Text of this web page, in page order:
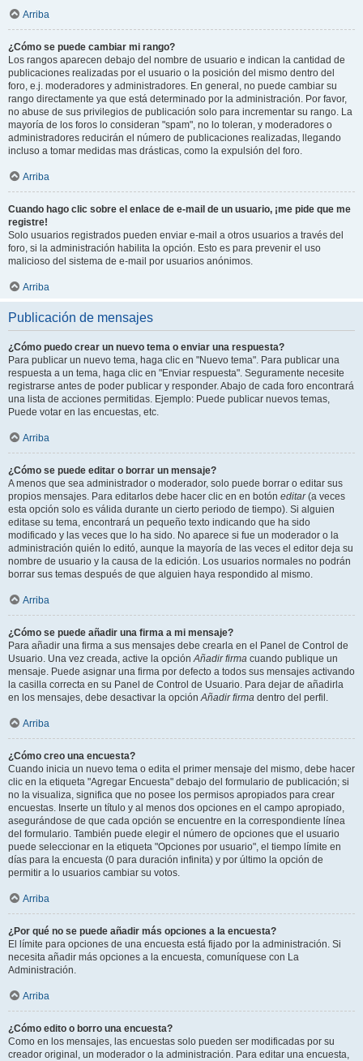
Arriba
¿Cómo se puede cambiar mi rango?
Los rangos aparecen debajo del nombre de usuario e indican la cantidad de
publicaciones realizadas por el usuario o la posición del mismo dentro del
foro, e.j. moderadores y administradores. En general, no puede cambiar su
rango directamente ya que está determinado por la administración. Por favor,
no abuse de sus privilegios de publicación solo para incrementar su rango. La
mayoría de los foros lo consideran "spam", no lo toleran, y moderadores o
administradores reducirán el número de publicaciones realizadas, llegando
incluso a tomar medidas mas drásticas, como la expulsión del foro.
Arriba
Cuando hago clic sobre el enlace de e-mail de un usuario, ¡me pide que me
registre!
Solo usuarios registrados pueden enviar e-mail a otros usuarios a través del
foro, si la administración habilita la opción. Esto es para prevenir el uso
malicioso del sistema de e-mail por usuarios anónimos.
Arriba
Publicación de mensajes
¿Cómo puedo crear un nuevo tema o enviar una respuesta?
Para publicar un nuevo tema, haga clic en "Nuevo tema". Para publicar una
respuesta a un tema, haga clic en "Enviar respuesta". Seguramente necesite
registrarse antes de poder publicar y responder. Abajo de cada foro encontrará
una lista de acciones permitidas. Ejemplo: Puede publicar nuevos temas,
Puede votar en las encuestas, etc.
Arriba
¿Cómo se puede editar o borrar un mensaje?
A menos que sea administrador o moderador, solo puede borrar o editar sus
propios mensajes. Para editarlos debe hacer clic en en botón editar(a veces
esta opción solo es válida durante un cierto periodo de tiempo). Si alguien
editase su tema, encontrará un pequeño texto indicando que ha sido
modificado y las veces que lo ha sido. No aparece si fue un moderador o la
administración quién lo editó, aunque la mayoría de las veces el editor deja su
nombre de usuario y la causa de la edición. Los usuarios normales no podrán
borrar sus temas después de que alguien haya respondido al mismo.
Arriba
¿Cómo se puede añadir una firma a mi mensaje?
Para añadir una firma a sus mensajes debe crearla en el Panel de Control de
Usuario. Una vez creada, active la opciónAñadir firma cuando publique un
mensaje. Puede asignar una firma por defecto a todos sus mensajes activando
la casilla correcta en su Panel de Control de Usuario. Para dejar de añadirla
en los mensajes, debe desactivar la opciónAñadir firma dentro del perfil.
Arriba
¿Cómo creo una encuesta?
Cuando inicia un nuevo tema o edita el primer mensaje del mismo, debe hacer
clic en la etiqueta "Agregar Encuesta" debajo del formulario de publicación; si
no la visualiza, significa que no posee los permisos apropiados para crear
encuestas. Inserte un título y al menos dos opciones en el campo apropiado,
asegurándose de que cada opción se encuentre en la correspondiente línea
del formulario. También puede elegir el número de opciones que el usuario
puede seleccionar en la etiqueta "Opciones por usuario", el tiempo límite en
días para la encuesta (0 para duración infinita) y por último la opción de
permitir a lo usuarios cambiar su votos.
Arriba
¿Por qué no se puede añadir más opciones a la encuesta?
El límite para opciones de una encuesta está fijado por la administración. Si
necesita añadir más opciones a la encuesta, comuníquese con La
Administración.
Arriba
¿Cómo edito o borro una encuesta?
Como en los mensajes, las encuestas solo pueden ser modificadas por su
creador original, un moderador o la administración. Para editar una encuesta,